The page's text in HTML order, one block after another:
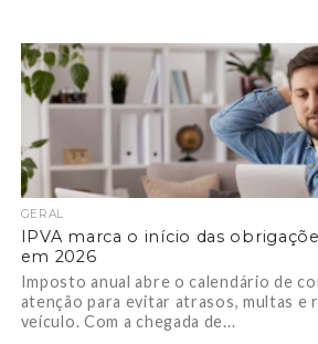
GERAL
IPVA marca o início das
em 2026
Imposto anual abre o calendário de
atenção para evitar atrasos, multas e
veículo. Com a chegada de...